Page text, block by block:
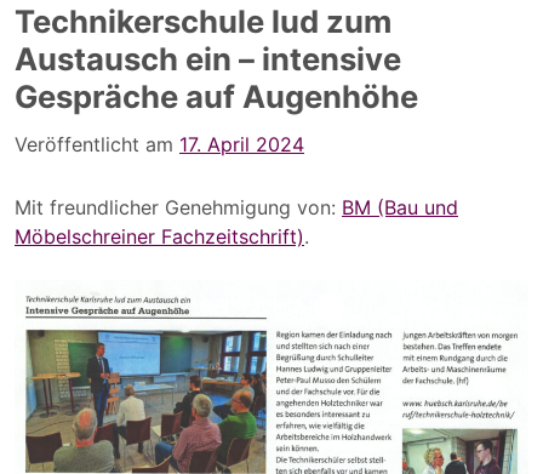
Technikerschule lud zum
Austausch ein – intensive
Gespräche auf Augenhöhe
Veröffentlicht am 17. April 2024
Mit freundlicher Genehmigung von: BM (Bau und
Möbelschreiner Fachzeitschrift).